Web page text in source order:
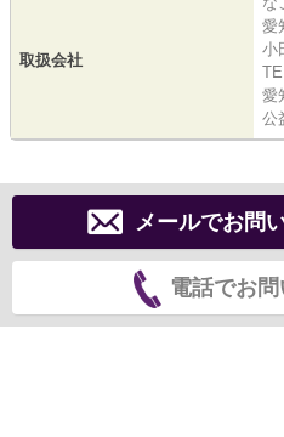
取扱会社
愛
小
愛
公
メールでお問
電話でお